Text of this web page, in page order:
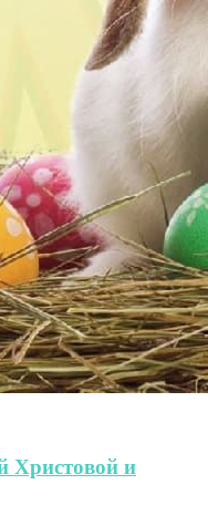
Христовой и